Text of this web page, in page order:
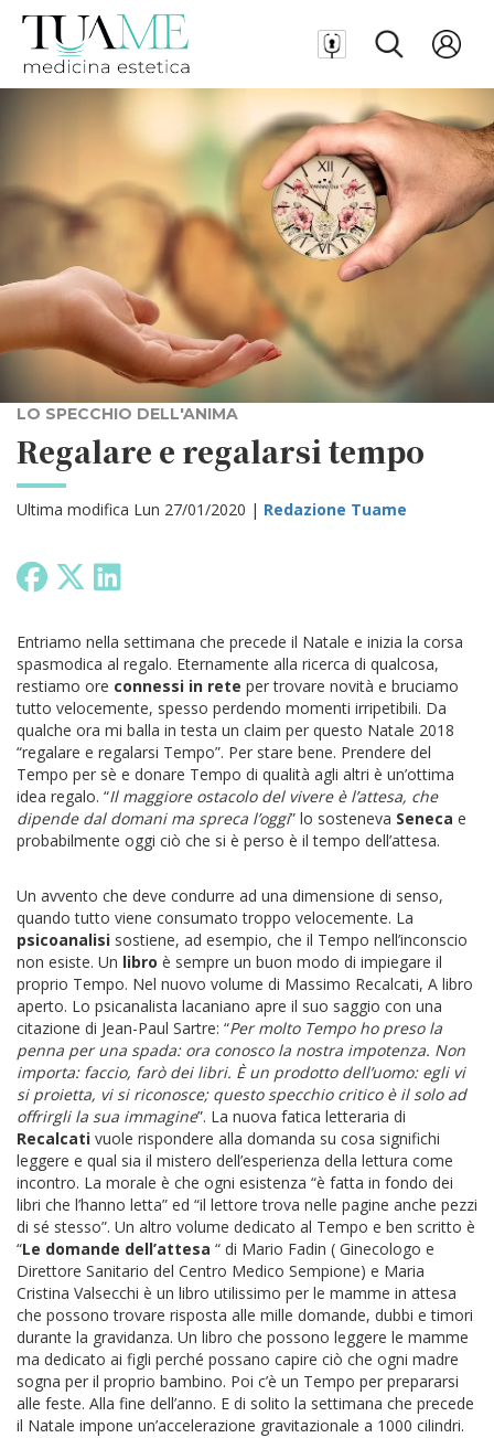
LO SPECCHIO DELL'ANIMA
Regalare e regalarsi tempo
Ultima modifica Lun 27/01/2020 | Redazione Tuame
Entriamo nella settimana che precede il Natale e inizia la corsa
spasmodica al regalo. Eternamente alla ricerca di qualcosa,
restiamo ore connessi in rete per trovare novità e bruciamo
tutto velocemente, spesso perdendo momenti irripetibili. Da
qualche ora mi balla in testa un claim per questo Natale 2018
“regalare e regalarsi Tempo”. Per stare bene. Prendere del
Tempo per sè e donare Tempo di qualità agli altri è un’ottima
idea regalo. “Il maggiore ostacolo del vivere è l’attesa, che
dipende dal domani ma spreca l’oggi” lo sosteneva Seneca e
probabilmente oggi ciò che si è perso è il tempo dell’attesa.
Un avvento che deve condurre ad una dimensione di senso,
quando tutto viene consumato troppo velocemente. La
psicoanalisi sostiene, ad esempio, che il Tempo nell’inconscio
non esiste. Un libro è sempre un buon modo di impiegare il
proprio Tempo. Nel nuovo volume di Massimo Recalcati, A libro
aperto. Lo psicanalista lacaniano apre il suo saggio con una
citazione di Jean-Paul Sartre: “Per molto Tempo ho preso la
penna per una spada: ora conosco la nostra impotenza. Non
importa: faccio, farò dei libri. È un prodotto dell’uomo: egli vi
si proietta, vi si riconosce; questo specchio critico è il solo ad
offrirgli la sua immagine”. La nuova fatica letteraria di
Recalcati vuole rispondere alla domanda su cosa significhi
leggere e qual sia il mistero dell’esperienza della lettura come
incontro. La morale è che ogni esistenza “è fatta in fondo dei
libri che l’hanno letta” ed “il lettore trova nelle pagine anche pezzi
di sé stesso”. Un altro volume dedicato al Tempo e ben scritto è
“Le domande dell’attesa “ di Mario Fadin ( Ginecologo e
Direttore Sanitario del Centro Medico Sempione) e Maria
Cristina Valsecchi è un libro utilissimo per le mamme in attesa
che possono trovare risposta alle mille domande, dubbi e timori
durante la gravidanza. Un libro che possono leggere le mamme
ma dedicato ai figli perché possano capire ciò che ogni madre
sogna per il proprio bambino. Poi c’è un Tempo per prepararsi
alle feste. Alla fine dell’anno. E di solito la settimana che precede
il Natale impone un’accelerazione gravitazionale a 1000 cilindri.